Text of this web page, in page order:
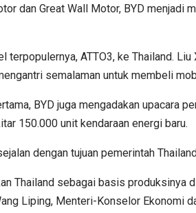
dan Great Wall Motor, BYD
terpopulernya, ATTO3, ke Thailand.
semalaman untuk membeli
BYD juga mengadakan
150.000 unit kendaraan energi baru.
dengan tujuan pemerintah
Thailand sebagai basis produksinya
Liping, Menteri-Konselor Ekonomi